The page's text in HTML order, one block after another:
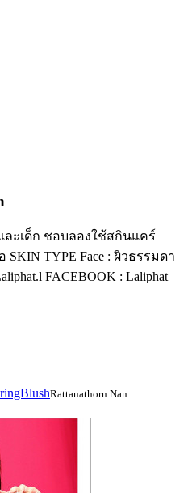
ะเด็ก ชอบลองใช้สกินแคร์
TYPE Face : ผิวธรรมดา
FACEBOOK : Laliphat
Rattanathorn Nan